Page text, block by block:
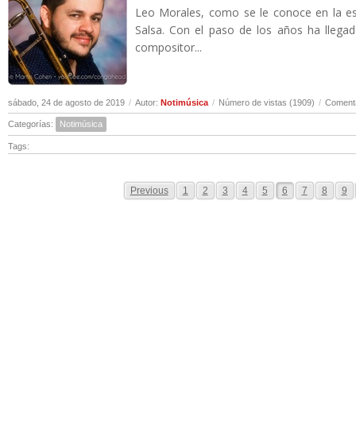
Leo Morales, como se le conoce en la
Salsa. Con el paso de los años ha
compositor...
sábado, 24 de agosto de 2019 / Autor: Notimúsica / Número de vistas (1909) /
Categorías: Notimúsica
Tags:
Previous 1 2 3 4 5 6 7 8 9